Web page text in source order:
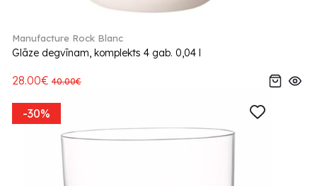
Manufacture Rock Blanc
Glāze degvīnam, komplekts 4 gab. 0,04 l
28.00€ 40.00€
-30%